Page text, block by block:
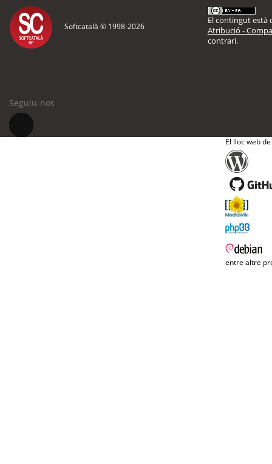
Softcatalà © 1998-2026
El contingut està
Atribució -
contrari.
Seguiu-nos
El lloc web
entre altre